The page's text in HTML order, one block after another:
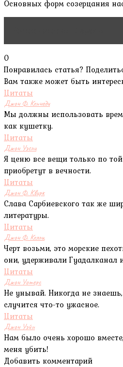
Основных форм созерцания
0
Понравилась статья?
Вам также может быть
Цитаты
Джон Ф. Кеннеди
Мы должны использовать
как кушетку.
Цитаты
Джон Уэсли
Я ценю все вещи только по
приобретут в вечности.
Цитаты
Джон Ф. Квирк
Слава Сарбиевского так же
литературы.
Цитаты
Джон Ф. Келли
Черт возьми, это морские
они, удерживали Гуадалканал
Цитаты
Джон Уотерс
Не унывай. Никогда не
случится что-то ужасное.
Цитаты
Джон Уэйн
Нам было очень хорошо
меня убить!
Добавить комментарий